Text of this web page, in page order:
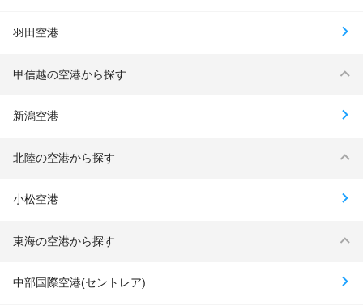
羽田空港
甲信越の空港から探す
新潟空港
北陸の空港から探す
小松空港
東海の空港から探す
中部国際空港(セントレア)